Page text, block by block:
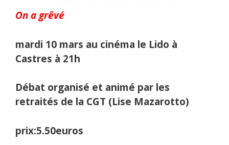
On a grêvé
mardi 10 mars au cinéma le Lido à
Castres à 21h
Débat organisé et animé par les
retraités de la CGT (Lise Mazarotto)
prix:5.50euros